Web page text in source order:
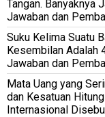
Tangan. Banyaknya
Jawaban dan
Suku Kelima Suatu
Kesembilan Adalah
Jawaban dan
Mata Uang yang
dan Kesatuan
Internasional